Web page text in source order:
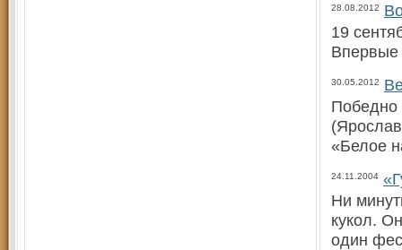
28.08.2012
19
Впервые
30.05.2012
Победно
«Белое
24.11.2004
Ни
кукол.
один